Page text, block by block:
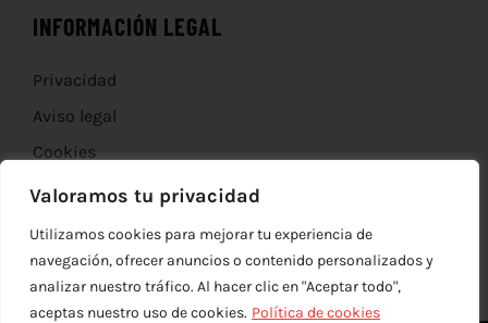
Valoramos tu privacidad
Utilizamos cookies para mejorar tu experiencia de
navegación, ofrecer anuncios o contenido personalizados y
analizar nuestro tráfico. Al hacer clic en "Aceptar todo",
aceptas nuestro uso de cookies. Política de cookies
INFORMACIÓN LEGAL
Privacidad
Aviso legal
Cookies
Devoluciones